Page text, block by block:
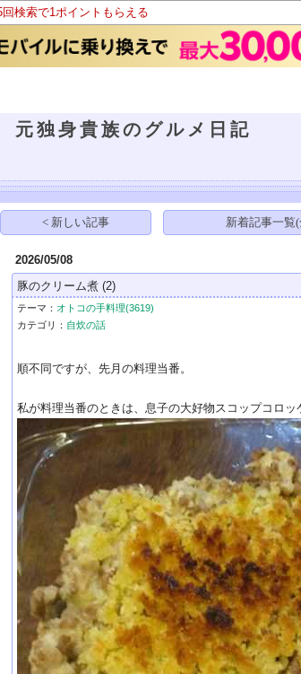
検索で1ポイントもらえる
元独身貴族のグルメ日記
< 新しい記事 新着記事一覧
2026/05/08
豚のクリーム煮 (2)
テーマ： オトコの手料理(3619)
カテゴリ： 自炊の話
順不同ですが、先月の料理当番。
私が料理当番のときは、息子の大好物スコップコロッ